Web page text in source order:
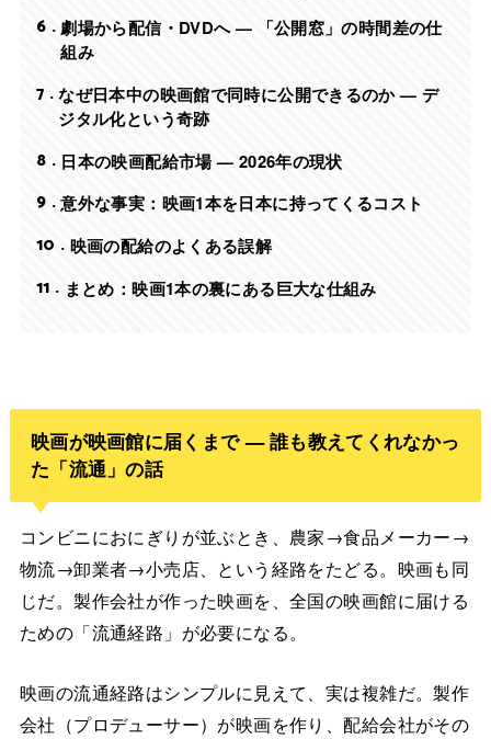
6
劇場から配信・DVDへ — 「公開窓」の時間差の仕
組み
7
なぜ日本中の映画館で同時に公開できるのか — デ
ジタル化という奇跡
8 日本の映画配給市場 — 2026年の現状
9 意外な事実：映画1本を日本に持ってくるコスト
10 映画の配給のよくある誤解
11 まとめ：映画1本の裏にある巨大な仕組み
映画が映画館に届くまで — 誰も教えてくれなかっ
た「流通」の話
コンビニにおにぎりが並ぶとき、農家→食品メーカー→
物流→卸業者→小売店、という経路をたどる。映画も同
じだ。製作会社が作った映画を、全国の映画館に届ける
ための「流通経路」が必要になる。
映画の流通経路はシンプルに見えて、実は複雑だ。製作
会社（プロデューサー）が映画を作り、配給会社がその